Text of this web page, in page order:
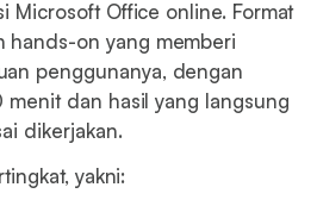
Microsoft Office online. Format
hands-on yang memberi
penggunanya, dengan
menit dan hasil yang langsung
dikerjakan.
yakni: